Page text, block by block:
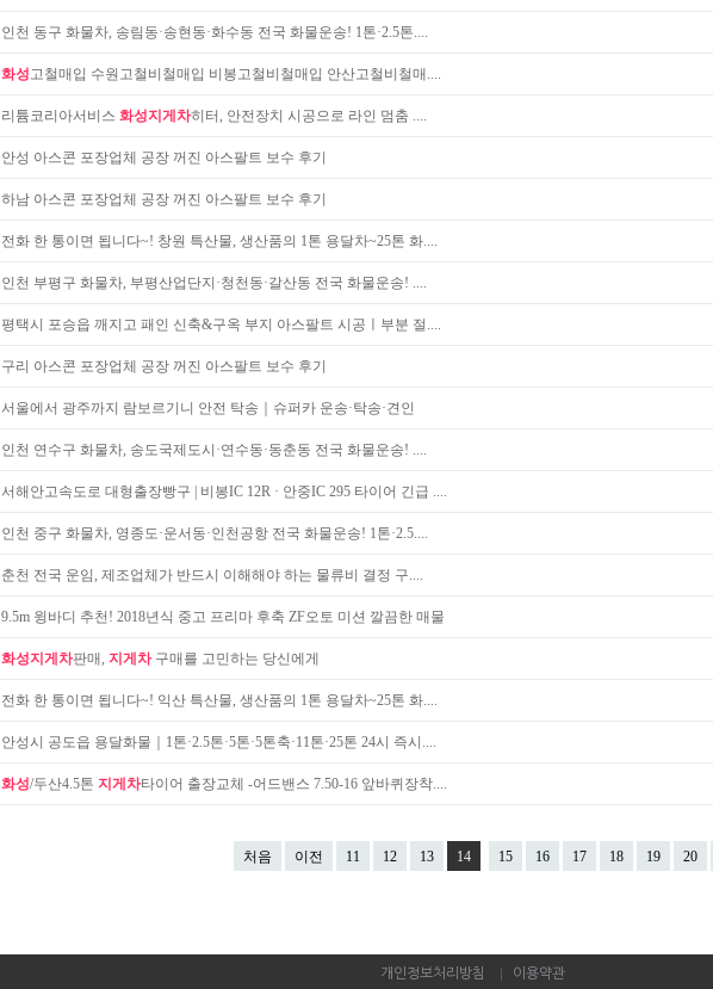
인천 동구 화물차, 송림동·송현동·화수동 전국 화물운송! 1톤·2.5톤....
화성고철매입 수원고철비철매입 비봉고철비철매입 안산고철비철매....
리튬코리아서비스 화성지게차히터, 안전장치 시공으로 라인 멈춤 ....
안성 아스콘 포장업체 공장 꺼진 아스팔트 보수 후기
하남 아스콘 포장업체 공장 꺼진 아스팔트 보수 후기
전화 한 통이면 됩니다~! 창원 특산물, 생산품의 1톤 용달차~25톤 화....
인천 부평구 화물차, 부평산업단지·청천동·갈산동 전국 화물운송! ....
평택시 포승읍 깨지고 패인 신축&구옥 부지 아스팔트 시공ㅣ부분 절....
구리 아스콘 포장업체 공장 꺼진 아스팔트 보수 후기
서울에서 광주까지 람보르기니 안전 탁송｜슈퍼카 운송·탁송·견인
인천 연수구 화물차, 송도국제도시·연수동·동춘동 전국 화물운송! ....
서해안고속도로 대형출장빵구 | 비봉IC 12R · 안중IC 295 타이어 긴급 ....
인천 중구 화물차, 영종도·운서동·인천공항 전국 화물운송! 1톤·2.5....
춘천 전국 운임, 제조업체가 반드시 이해해야 하는 물류비 결정 구....
9.5m 윙바디 추천! 2018년식 중고 프리마 후축 ZF오토 미션 깔끔한 매물
화성지게차판매, 지게차구매를 고민하는 당신에게
전화 한 통이면 됩니다~! 익산 특산물, 생산품의 1톤 용달차~25톤 화....
안성시 공도읍 용달화물｜1톤·2.5톤·5톤·5톤축·11톤·25톤 24시 즉시....
화성/두산4.5톤 지게차타이어 출장교체 -어드밴스 7.50-16 앞바퀴장착....
처음 이전 11 12 13 14 15 16 17 18 19 20
개인정보처리방침 이용약관